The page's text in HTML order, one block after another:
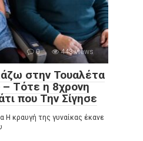
0 448 views
στην Τουαλέτα
Τότε η 8χρονη
που Την Σίγησε
Η κραυγή της γυναίκας έκανε